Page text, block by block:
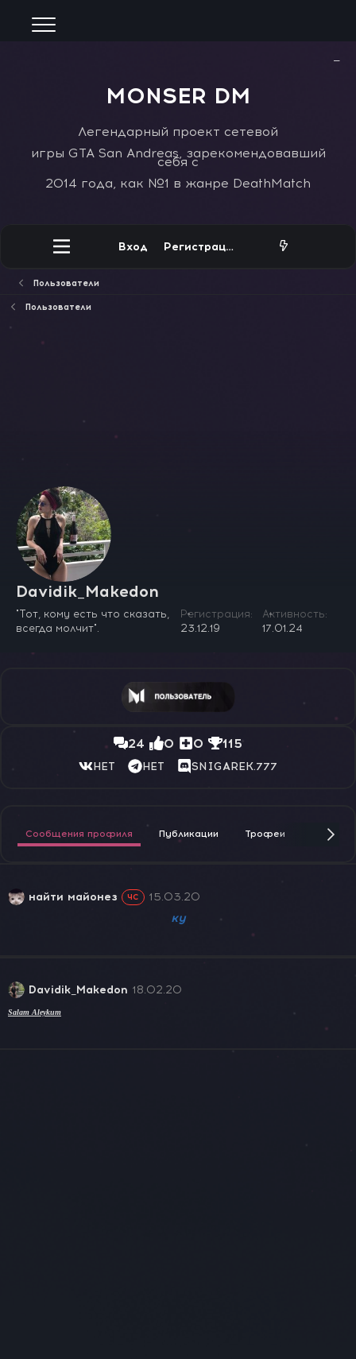
−
MONSER DM
Легендарный проект сетевой
игры GTA San Andreas, зарекомендовавший
себя с
2014 года, как №1 в жанре DeathMatch
Вход Регистрация
Пользователи
Пользователи
Davidik_Makedon
"Тот, кому есть что сказать,
всегда молчит".
Регистрация
23.12.19
Активность
17.01.24
24 0 0 115
НЕТ НЕТ SNIGAREK.777
Сообщения профиля Публикации Трофеи Награды
найти майонез ЧС 15.03.20
ку
Davidik_Makedon 18.02.20
Salam Aleykum